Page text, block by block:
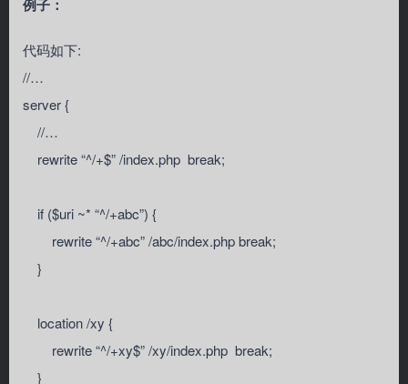
例子：
代码如下:
//…
server {
//…
rewrite “^/+$” /index.php break;
if ($uri ~* “^/+abc”) {
rewrite “^/+abc” /abc/index.php break;
}
location /xy {
rewrite “^/+xy$” /xy/index.php break;
}